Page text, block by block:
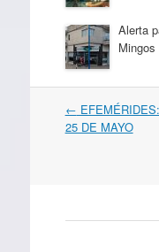
Alerta
Mingos
Navegación
por
←
25 DE MAYO